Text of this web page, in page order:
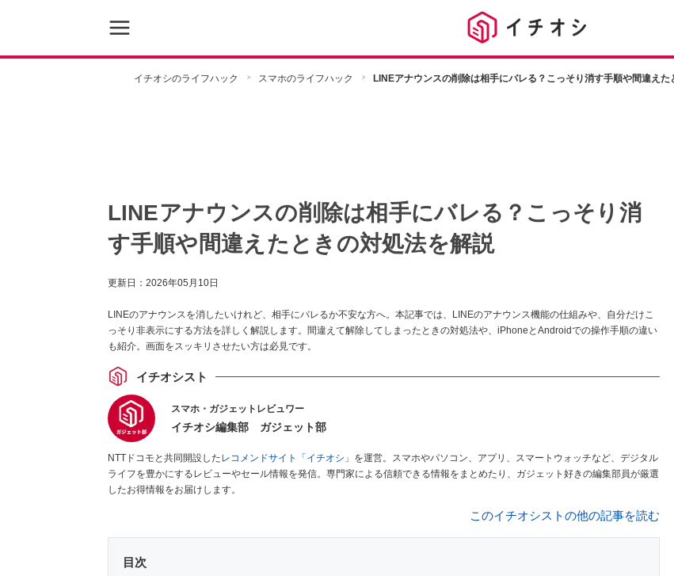
イチオシのライフハック スマホのライフハック LINEアナウンスの削除は相手にバレる？こっそり消す手順や間違えた
LINEアナウンスの削除は相手にバレる？こっそり消
す手順や間違えたときの対処法を解説
更新日： 2026年05月10日
LINEのアナウンスを消したいけれど、相手にバレるか不安な方へ。本記事では、LINEのアナウンス機能の仕組みや、自分だけこ
っそり非表示にする方法を詳しく解説します。間違えて解除してしまったときの対処法や、iPhoneとAndroidでの操作手順の違い
も紹介。画面をスッキリさせたい方は必見です。
イチオシスト
スマホ・ガジェットレビュワー
イチオシ編集部 ガジェット部
NTTドコモと共同開設したレコメンドサイト「イチオシ」 を運営。スマホやパソコン、アプリ、スマートウォッチなど、デジタル
ライフを豊かにするレビューやセール情報を発信。専門家による信頼できる情報をまとめたり、ガジェット好きの編集部員が厳選
したお得情報をお届けします。
このイチオシストの他の記事を読む
目次